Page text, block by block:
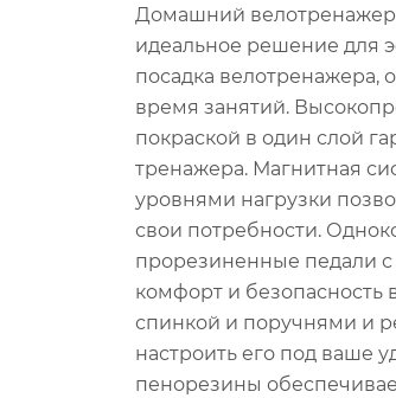
Домашний велотренажер
идеальное решение для
посадка велотренажера,
время занятий.
покраской в один слой
тренажера. Магнитная
уровнями нагрузки
свои потребности.
прорезиненные педали
комфорт и безопасность
спинкой и поручнями и
настроить его под ваше
пенорезины